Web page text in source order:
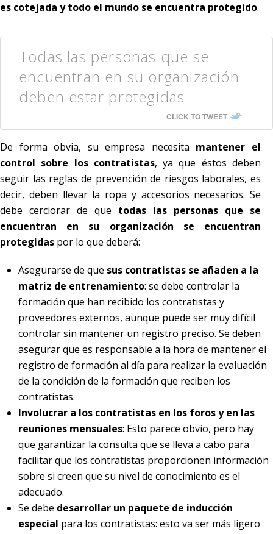
es cotejada y todo el mundo se encuentra protegido.
Todas las personas que se
encuentran en su organización
deben estar protegidas
CLICK TO TWEET
De forma obvia, su empresa necesita mantener el
control sobre los contratistas, ya que éstos deben
seguir las reglas de prevención de riesgos laborales, es
decir, deben llevar la ropa y accesorios necesarios. Se
debe cerciorar de que todas las personas que se
encuentran en su organización se encuentran
protegidas por lo que deberá:
Asegurarse de que sus contratistas se añaden a la
matriz de entrenamiento: se debe controlar la
formación que han recibido los contratistas y
proveedores externos, aunque puede ser muy difícil
controlar sin mantener un registro preciso. Se deben
asegurar que es responsable a la hora de mantener el
registro de formación al día para realizar la evaluación
de la condición de la formación que reciben los
contratistas.
Involucrar a los contratistas en los foros y en las
reuniones mensuales: Esto parece obvio, pero hay
que garantizar la consulta que se lleva a cabo para
facilitar que los contratistas proporcionen información
sobre si creen que su nivel de conocimiento es el
adecuado.
Se debe desarrollar un paquete de inducción
especial para los contratistas: esto va ser más ligero